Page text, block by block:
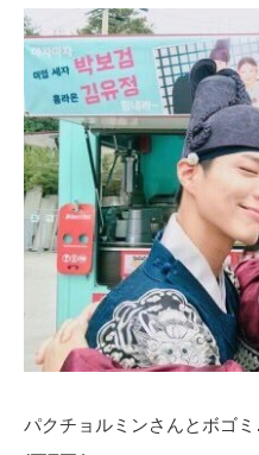
パクチョルミンさんとボゴ